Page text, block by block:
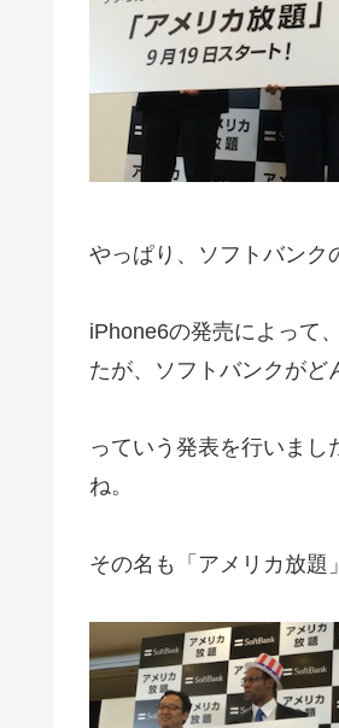
やっぱり、ソフトバンク
iPhone6の発売によって
たが、ソフトバンクがど
っていう発表を行いま
ね。
その名も「アメリカ放題